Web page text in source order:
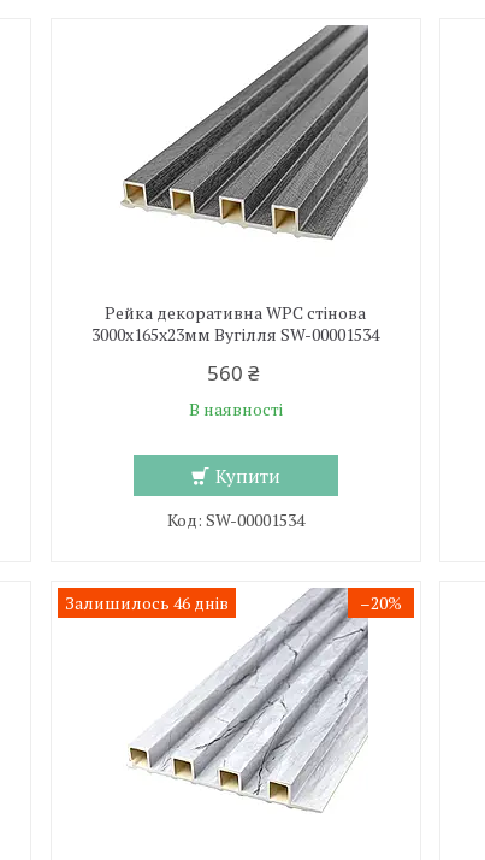
Рейка декоративна WPC стінова
3000х165х23мм Вугілля SW-00001534
560 ₴
В наявності
Купити
SW-00001534
–20%
Залишилось 46 днів